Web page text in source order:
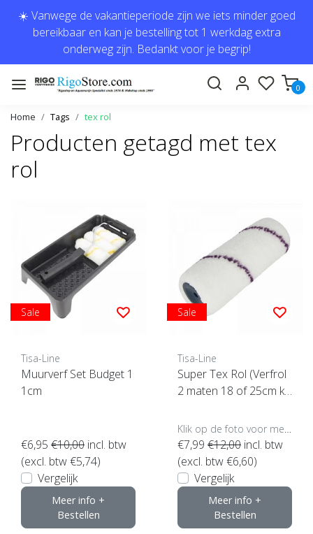
☀️ Vanwege de vakantieperiode zijn we iets minder goed
bereikbaar en kan je bestelling tot 1 werkdag extra
onderweg zijn. Bedankt voor je begrip!
0
Home Tags tex rol
Producten getagd met tex
rol
Sale
Tisa-Line
Muurverf Set Budget 1
1cm
€6,95 €10,00 incl. btw
(excl. btw €5,74)
Vergelijk
Meer info +
Bestellen
Sale
Tisa-Line
Super Tex Rol (Verfrol
2 maten 18 of 25cm kli
€7,99 €12,00 incl. btw
(excl. btw €6,60)
Vergelijk
Meer info +
Bestellen